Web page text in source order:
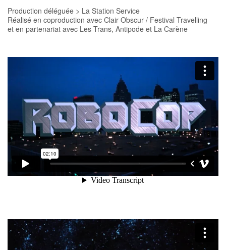
Production déléguée > La Station Service
Réalisé en coproduction avec Clair Obscur / Festival Travelling
et en partenariat avec Les Trans, Antipode et La Carène